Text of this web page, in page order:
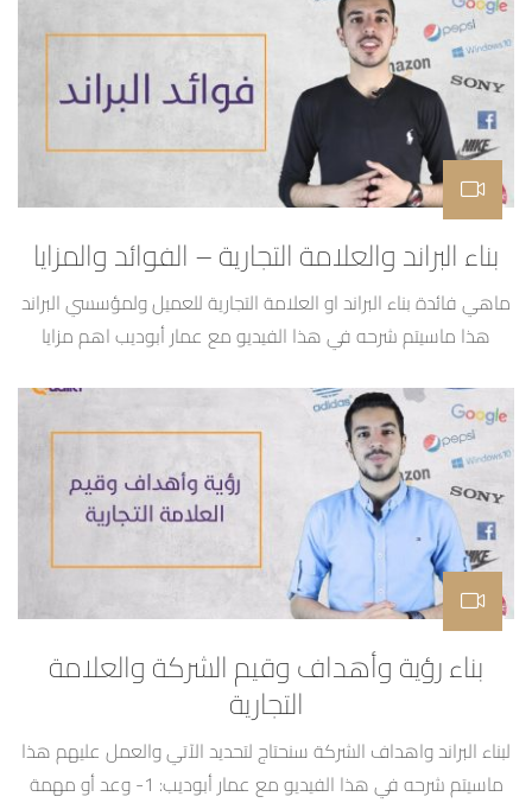
البصرية 2- المحتوى الإعلاني 3- الموقع الإلكتروني 4- التسويق
الإلكتروني 5- المطبوعات 6- تطبيق الموبايل
بناء البراند والعلامة التجارية – الفوائد والمزايا
ماهي فائدة بناء البراند او العلامة التجارية للعميل ولمؤسسي البراند
هذا ماسيتم شرحه في هذا الفيديو مع عمار أبوديب اهم مزايا
4- فرصة لتوسع علامتك التجارية والاستخدام المتعدد 5- النفوذ
بناء رؤية وأهداف وقيم الشركة والعلامة
التجارية
لبناء البراند واهداف الشركة سنحتاج لتحديد الآتي والعمل عليهم هذا
ماسيتم شرحه في هذا الفيديو مع عمار أبوديب: 1- وعد أو مهمة